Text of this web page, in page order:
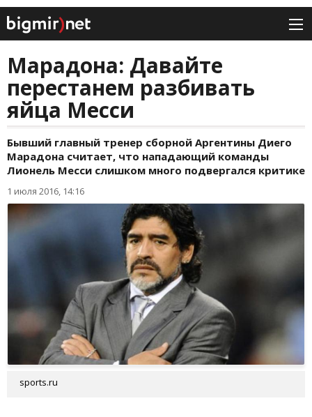
Марадона: Давайте
перестанем разбивать
яйца Месси
Бывший главный тренер сборной Аргентины Диего
Марадона считает, что нападающий команды
Лионель Месси слишком много подвергался критике
1 июля 2016, 14:16
sports.ru